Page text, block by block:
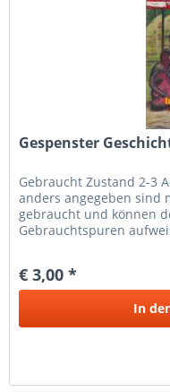
Gespenster
Gebraucht Zustand 2-3
anders angegeben sind
gebraucht und können
Gebrauchtspuren
€ 3,00 *
In